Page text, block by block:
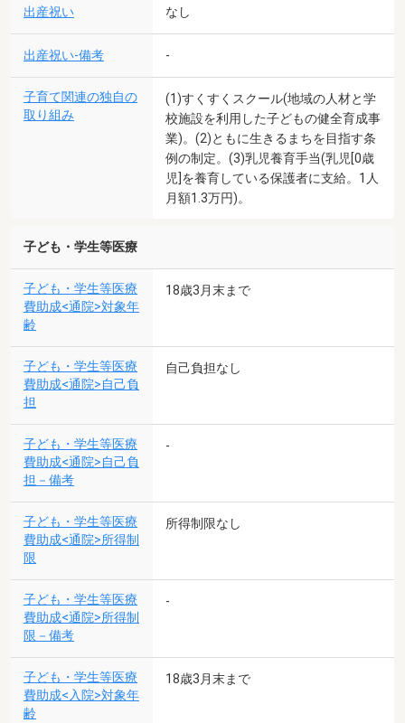
出産祝い なし
出産祝い-備考 -
子育て関連の独自の
取り組み
(1)すくすくスクール(地域の人材と学
校施設を利用した子どもの健全育成事
業)。(2)ともに生きるまちを目指す条
例の制定。(3)乳児養育手当(乳児[0歳
児]を養育している保護者に支給。1人
月額1.3万円)。
子ども・学生等医療
子ども・学生等医療
費助成<通院>対象年
齢
18歳3月末まで
子ども・学生等医療
費助成<通院>自己負
担
自己負担なし
子ども・学生等医療
費助成<通院>自己負
担－備考
-
子ども・学生等医療
費助成<通院>所得制
限
所得制限なし
子ども・学生等医療
費助成<通院>所得制
限－備考
-
子ども・学生等医療
費助成<入院>対象年
齢
18歳3月末まで